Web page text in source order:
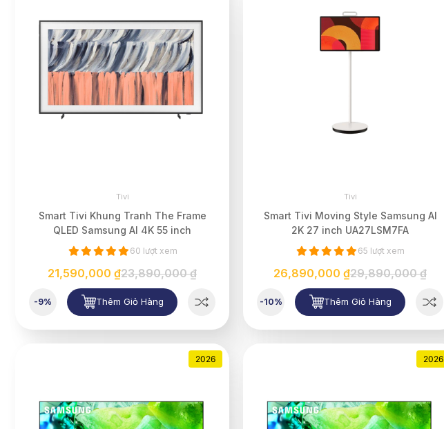
Tivi
Smart Tivi Khung Tranh The Frame
QLED Samsung AI 4K 55 inch
QA55LS03HE
60 lượt xem
21,590,000 ₫23,890,000 ₫
-9% Thêm Giỏ Hàng
Tivi
Smart Tivi Moving Style Samsung AI
2K 27 inch UA27LSM7FA
65 lượt xem
26,890,000 ₫29,890,000 ₫
-10% Thêm Giỏ Hàng
2026 2026